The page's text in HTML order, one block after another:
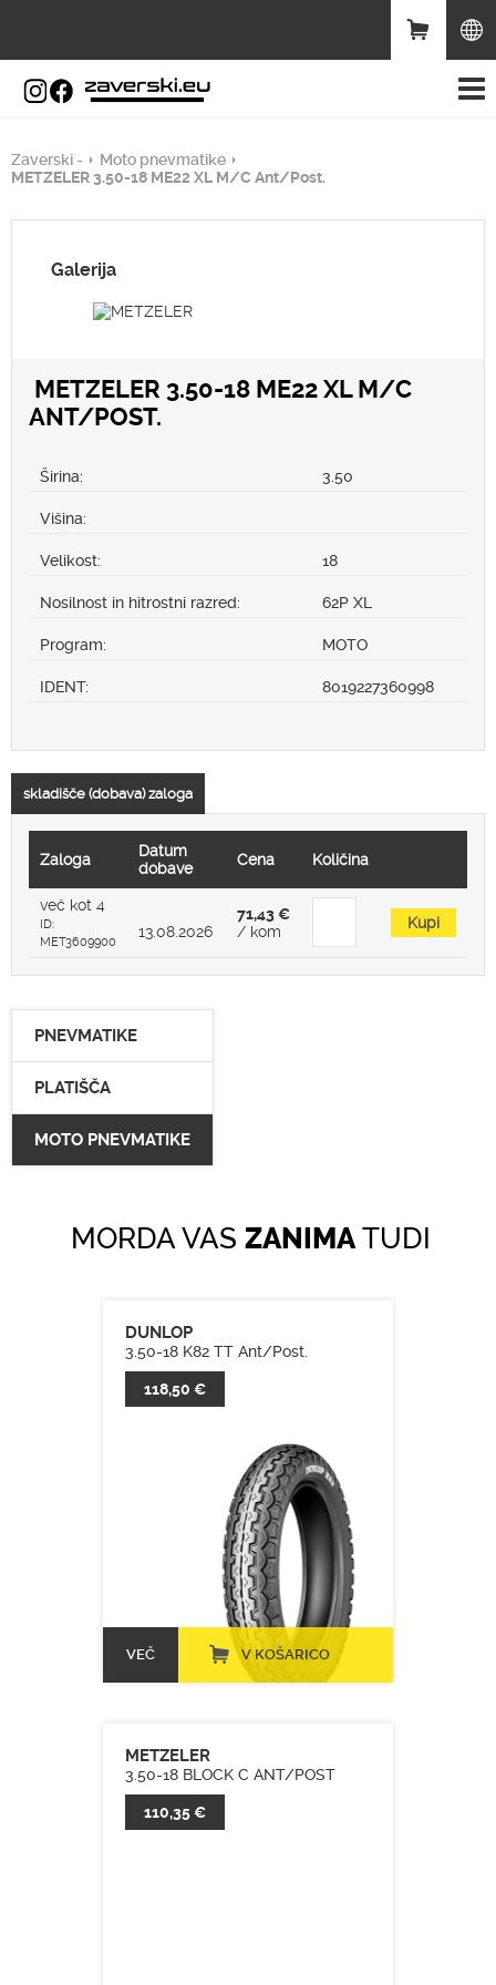
Zaverski -
Moto pnevmatike
METZELER 3.50-18 ME22 XL M/C Ant/Post.
Galerija
METZELER 3.50-18 ME22 XL M/C
ANT/POST.
Širina: 3.50
Višina:
Velikost: 18
Nosilnost in hitrostni razred: 62P XL
Program: MOTO
IDENT: 8019227360998
skladišče (dobava) zaloga
Zaloga
Datum
dobave
Cena Količina
več kot 4
ID:
MET3609900
13.08.2026
71,43 €
/ kom
Kupi
PNEVMATIKE
PLATIŠČA
MOTO PNEVMATIKE
MORDA VAS ZANIMATUDI
DUNLOP
3.50-18 K82 TT Ant/Post.
118,50 €
VEČ V KOŠARICO
METZELER
3.50-18 BLOCK C ANT/POST
110,35 €